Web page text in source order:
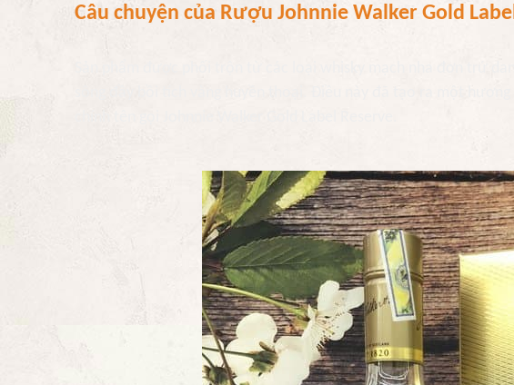
Câu chuyện của Rượu Johnnie Walker Gold